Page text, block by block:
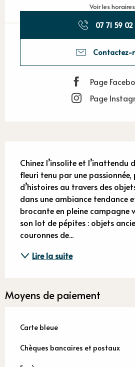
Voir les horaires
07 71 59 02
Contactez-
Page
Page
Chinez l’insolite et l’inattendu
fleuri tenu par une passionnée,
d’histoires au travers des
dans une ambiance tendance
brocante en pleine campagne
son lot de pépites : objets
couronnes de...
Lire la suite
Moyens de paiement
Carte bleue
Chèques bancaires et postaux